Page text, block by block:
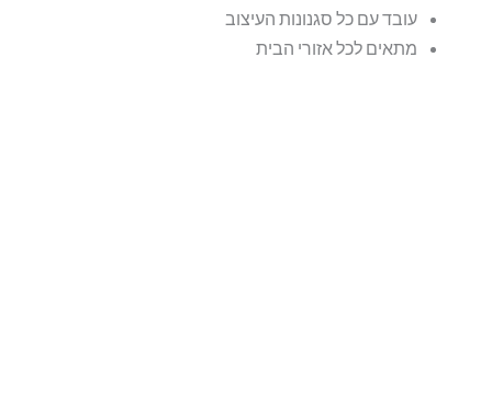
עובד עם כל סגנונות העיצוב
מתאים לכל אזורי הבית